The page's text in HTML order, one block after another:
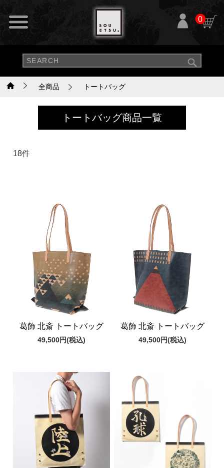
0
全商品 トートバッグ
トートバッグ商品一覧
18件
葛飾 北斎 トートバッグ
49,500円(税込)
葛飾 北斎 トートバッグ
49,500円(税込)